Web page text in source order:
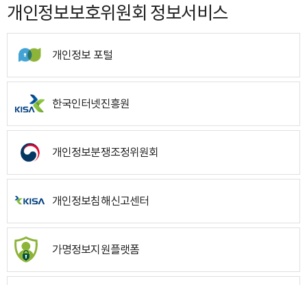
개인정보보호위원회 정보서비스
개인정보 포털
한국인터넷진흥원
개인정보분쟁조정위원회
개인정보침해신고센터
가명정보지원플랫폼